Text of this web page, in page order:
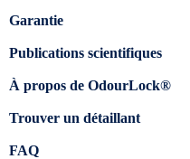
Garantie
Publications scientifiques
À propos de OdourLock®
Trouver un détaillant
FAQ